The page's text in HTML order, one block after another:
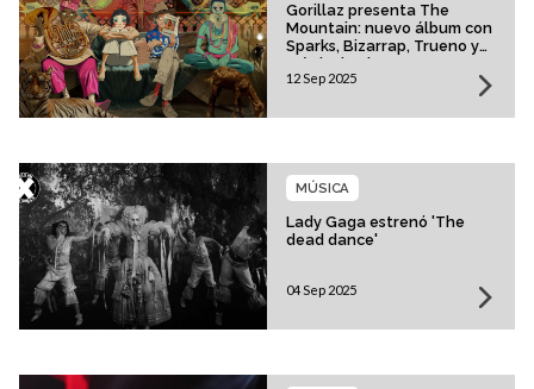
Gorillaz presenta The
Mountain: nuevo álbum con
Sparks, Bizarrap, Trueno y
más invitados
12 Sep 2025
Lady Gaga estrenó 'The
dead dance'
MÚSICA
04 Sep 2025